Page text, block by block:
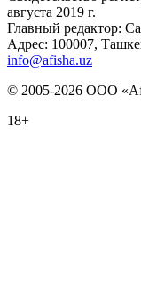
августа 2019 г.
Главный редактор:
Адрес: 100007,
info@afisha.uz
© 2005-2026 ООО
18+